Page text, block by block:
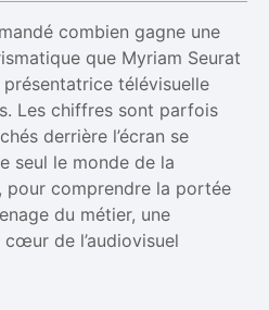
combien gagne une
que Myriam Seurat
télévisuelle
Les chiffres sont parfois
derrière l’écran se
seul le monde de la
pour comprendre la portée
du métier, une
de l’audiovisuel